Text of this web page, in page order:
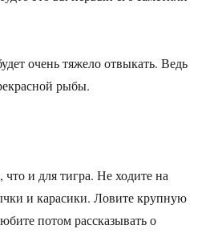
очень тяжело отвыкать. Ведь
рыбы.
и для тигра. Не ходите на
и карасики. Ловите крупную
потом рассказывать о